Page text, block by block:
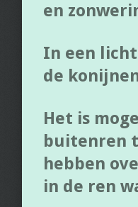
en
In een
de
Het is
buitenren
hebben
in de ren